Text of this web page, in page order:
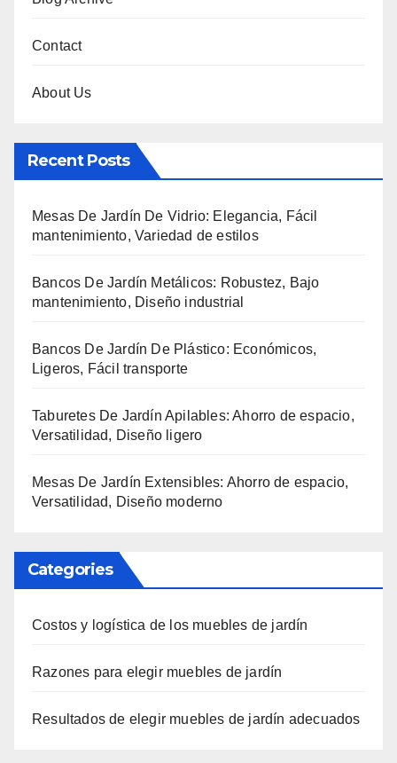
Contact
About Us
Recent Posts
Mesas De Jardín De Vidrio: Elegancia, Fácil
mantenimiento, Variedad de estilos
Bancos De Jardín Metálicos: Robustez, Bajo
mantenimiento, Diseño industrial
Bancos De Jardín De Plástico: Económicos,
Ligeros, Fácil transporte
Taburetes De Jardín Apilables: Ahorro de espacio,
Versatilidad, Diseño ligero
Mesas De Jardín Extensibles: Ahorro de espacio,
Versatilidad, Diseño moderno
Categories
Costos y logística de los muebles de jardín
Razones para elegir muebles de jardín
Resultados de elegir muebles de jardín adecuados